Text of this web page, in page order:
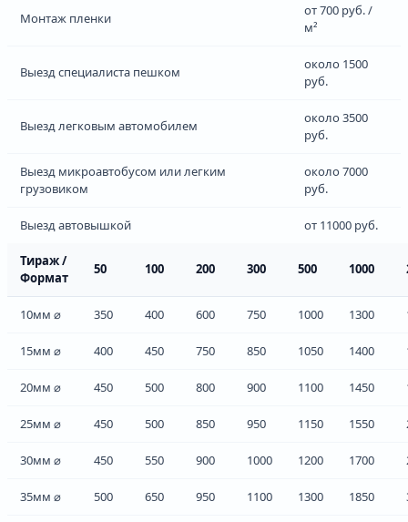
Монтаж пленки
от 700 руб. /
м²
Выезд специалиста пешком
около 1500
руб.
Выезд легковым автомобилем
около 3500
руб.
Выезд микроавтобусом или легким
грузовиком
около 7000
руб.
Выезд автовышкой от 11000 руб.
Тираж /
Формат
50 100 200 300 500 1000
10мм ⌀ 350 400 600 750 1000 1300
15мм ⌀ 400 450 750 850 1050 1400
20мм ⌀ 450 500 800 900 1100 1450
25мм ⌀ 450 500 850 950 1150 1550
30мм ⌀ 450 550 900 1000 1200 1700
35мм ⌀ 500 650 950 1100 1300 1850